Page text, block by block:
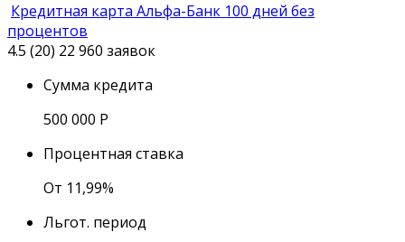
Кредитная карта Альфа-Банк 100 дней без
процентов
4.5 (20) 22 960 заявок
Сумма кредита
500 000 Р
Процентная ставка
От 11,99%
Льгот. период